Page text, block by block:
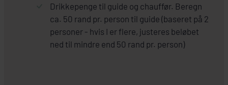
Drikkepenge til guide og chauffør. Beregn
ca. 50 rand pr. person til guide (baseret på 2
personer - hvis I er flere, justeres beløbet
ned til mindre end 50 rand pr. person)